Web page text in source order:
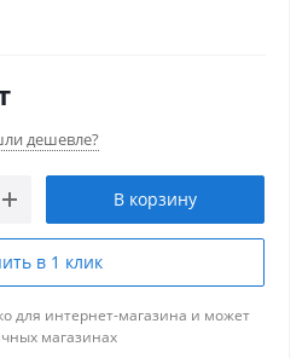
дешевле?
В корзину
в 1 клик
для интернет-магазина и может
магазинах